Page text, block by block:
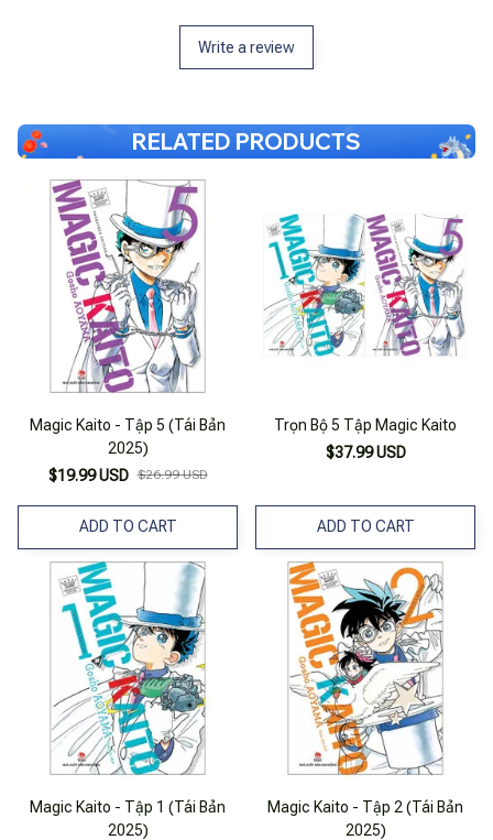
Write a review
RELATED PRODUCTS
Magic Kaito - Tập 5 (Tái Bản
2025)
$19.99 USD $26.99 USD
ADD TO CART
Trọn Bộ 5 Tập Magic Kaito
$37.99 USD
ADD TO CART
Magic Kaito - Tập 1 (Tái Bản
2025)
Magic Kaito - Tập 2 (Tái Bản
2025)